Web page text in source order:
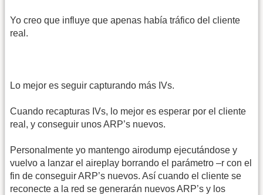
Yo creo que influye que apenas había tráfico del cliente
real.
Lo mejor es seguir capturando más IVs.
Cuando recapturas IVs, lo mejor es esperar por el cliente
real, y conseguir unos ARP’s nuevos.
Personalmente yo mantengo airodump ejecutándose y
vuelvo a lanzar el aireplay borrando el parámetro –r con el
fin de conseguir ARP’s nuevos. Así cuando el cliente se
reconecte a la red se generarán nuevos ARP’s y los